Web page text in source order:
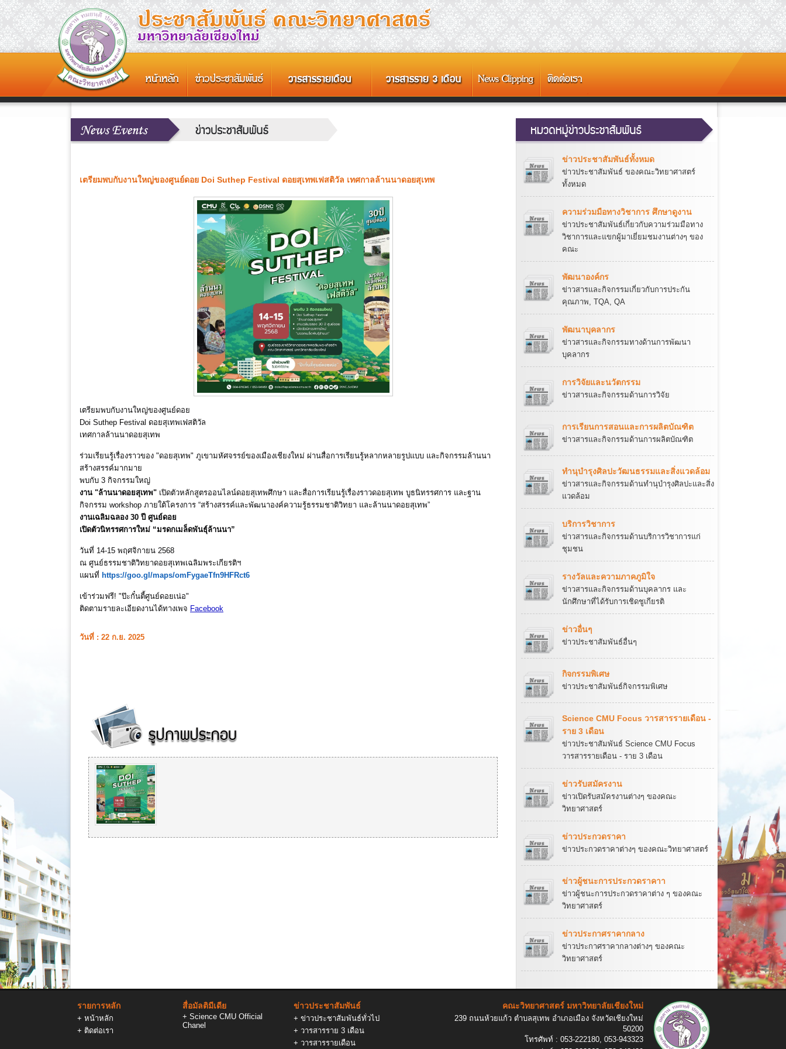
เตรียมพบกับงานใหญ่ของศูนย์ดอย Doi Suthep Festival ดอยสุเทพเฟสติวัล เทศกาลล้านนาดอยสุเทพ
เตรียมพบกับงานใหญ่ของศูนย์ดอย
Doi Suthep Festival ดอยสุเทพเฟสติวัล
เทศกาลล้านนาดอยสุเทพ
ร่วมเรียนรู้เรื่องราวของ "ดอยสุเทพ" ภูเขามหัศจรรย์ของเมืองเชียงใหม่ ผ่านสื่อการเรียนรู้หลากหลายรูปแบบ และกิจกรรมล้านนา
สร้างสรรค์มากมาย
พบกับ 3 กิจกรรมใหญ่
งาน "ล้านนาดอยสุเทพ" เปิดตัวหลักสูตรออนไลน์ดอยสุเทพศึกษา และสื่อการเรียนรู้เรื่องราวดอยสุเทพ บูธนิทรรศการ และฐาน
กิจกรรม workshop ภายใต้โครงการ “สร้างสรรค์และพัฒนาองค์ความรู้ธรรมชาติวิทยา และล้านนาดอยสุเทพ”
งานเฉลิมฉลอง 30 ปี ศูนย์ดอย
เปิดตัวนิทรรศการใหม่ “มรดกเมล็ดพันธุ์ล้านนา”
วันที่ 14-15 พฤศจิกายน 2568
ณ ศูนย์ธรรมชาติวิทยาดอยสุเทพเฉลิมพระเกียรติฯ
แผนที่ https://goo.gl/maps/omFygaeTfn9HFRct6
เข้าร่วมฟรี! "ป๊ะกั๋นตี้ศูนย์ดอยเน่อ"
ติดตามรายละเอียดงานได้ทางเพจ Facebook
วันที่ : 22 ก.ย. 2025
ข่าวประชาสัมพันธ์ทั้งหมด
ข่าวประชาสัมพันธ์ ของคณะวิทยาศาสตร์
ทั้งหมด
ความร่วมมือทางวิชาการ ศึกษาดูงาน
ข่าวประชาสัมพันธ์เกี่ยวกับความร่วมมือทาง
วิชาการและแขกผู้มาเยี่ยมชมงานต่างๆ ของ
คณะ
พัฒนาองค์กร
ข่าวสารและกิจกรรมเกี่ยวกับการประกัน
คุณภาพ, TQA, QA
พัฒนาบุคลากร
ข่าวสารและกิจกรรมทางด้านการพัฒนา
บุคลากร
การวิจัยและนวัตกรรม
ข่าวสารและกิจกรรมด้านการวิจัย
การเรียนการสอนและการผลิตบัณฑิต
ข่าวสารและกิจกรรมด้านการผลิตบัณฑิต
ทำนุบำรุงศิลปะวัฒนธรรมและสิ่งแวดล้อม
ข่าวสารและกิจกรรมด้านทำนุบำรุงศิลปะและสิ่ง
แวดล้อม
บริการวิชาการ
ข่าวสารและกิจกรรมด้านบริการวิชาการแก่
ชุมชน
รางวัลและความภาคภูมิใจ
ข่าวสารและกิจกรรมด้านบุคลากร และ
นักศึกษาที่ได้รับการเชิดชูเกียรติ
ข่าวอื่นๆ
ข่าวประชาสัมพันธ์อื่นๆ
กิจกรรมพิเศษ
ข่าวประชาสัมพันธ์กิจกรรมพิเศษ
Science CMU Focus วารสารรายเดือน -
ราย 3 เดือน
ข่าวประชาสัมพันธ์ Science CMU Focus
วารสารรายเดือน - ราย 3 เดือน
ข่าวรับสมัครงาน
ข่าวเปิดรับสมัครงานต่างๆ ของคณะ
วิทยาศาสตร์
ข่าวประกวดราคา
ข่าวประกวดราคาต่างๆ ของคณะวิทยาศาสตร์
ข่าวผู้ชนะการประกวดราคาา
ข่าวผู้ชนะการประกวดราคาต่าง ๆ ของคณะ
วิทยาศาสตร์
ข่าวประกาศราคากลาง
ข่าวประกาศราคากลางต่างๆ ของคณะ
วิทยาศาสตร์
รายการหลัก
+ หน้าหลัก
+ ติดต่อเรา
สื่อมัลติมีเดีย
+ Science CMU Official
Chanel
ข่าวประชาสัมพันธ์
+ ข่าวประชาสัมพันธ์ทั่วไป
+ วารสารราย 3 เดือน
+ วารสารรายเดือน
คณะวิทยาศาสตร์ มหาวิทยาลัยเชียงใหม่
239 ถนนห้วยแก้ว ตำบลสุเทพ อำเภอเมือง จังหวัดเชียงใหม่
50200
โทรศัพท์ : 053-222180, 053-943323